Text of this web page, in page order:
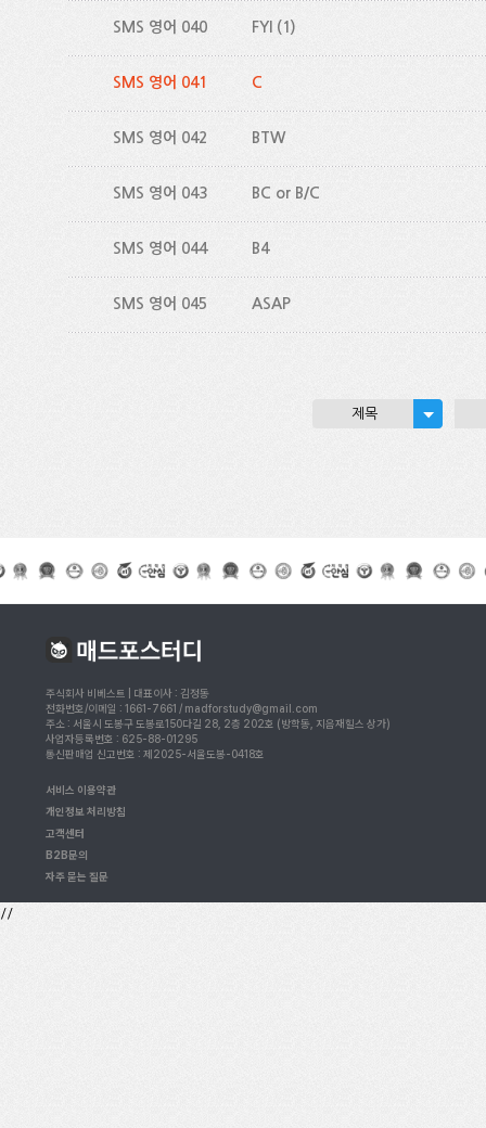
SMS 영어 040 FYI (1)
SMS 영어 041 C
SMS 영어 042 BTW
SMS 영어 043 BC or B/C
SMS 영어 044 B4
SMS 영어 045 ASAP
제목
주식회사 비베스트 | 대표이사 : 김정동
전화번호/이메일 : 1661-7661 / madforstudy@gmail.com
주소 : 서울시 도봉구 도봉로150다길 28, 2층 202호 (방학동, 지음재힐스 상가)
사업자등록번호 : 625-88-01295
통신판매업 신고번호 : 제2025-서울도봉-0418호
서비스 이용약관
개인정보 처리방침
고객센터
B2B문의
자주 묻는 질문
//